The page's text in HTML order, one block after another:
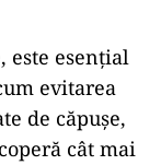
este esențial
evitarea
de căpușe,
cât mai